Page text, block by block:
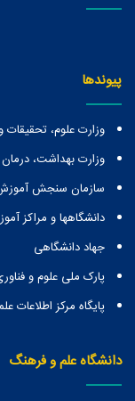
پیوندها
وزارت علوم، تحقیقات
وزارت بهداشت،
سازمان سنجش
دانشگاهها و مراكز
جهاد دانشگاهی
پارک ملی علوم و
پایگاه مرکز اطلاعات
دانشگاه علم و فرهنگ